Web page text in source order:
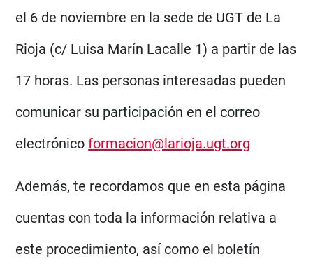
el 6 de noviembre en la sede de UGT de La
Rioja (c/ Luisa Marín Lacalle 1) a partir de las
17 horas. Las personas interesadas pueden
comunicar su participación en el correo
electrónicoformacion@larioja.ugt.org
Además, te recordamos que en esta página
cuentas con toda la información relativa a
este procedimiento, así como el boletín